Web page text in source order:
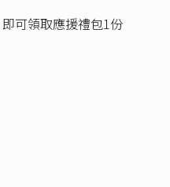
可領取應援禮包1份